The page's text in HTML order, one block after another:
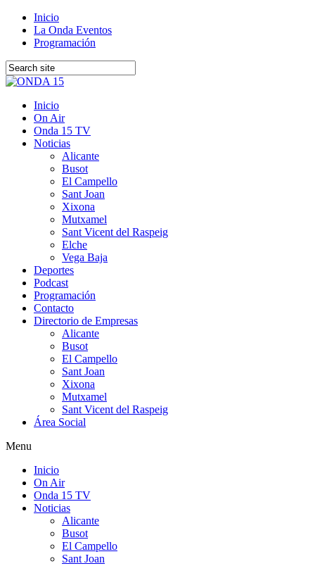
Inicio
La Onda Eventos
Programación
Inicio
On Air
Onda 15 TV
Noticias
Alicante
Busot
El Campello
Sant Joan
Xixona
Mutxamel
Sant Vicent del Raspeig
Elche
Vega Baja
Deportes
Podcast
Programación
Contacto
Directorio de Empresas
Alicante
Busot
El Campello
Sant Joan
Xixona
Mutxamel
Sant Vicent del Raspeig
Área Social
Menu
Inicio
On Air
Onda 15 TV
Noticias
Alicante
Busot
El Campello
Sant Joan